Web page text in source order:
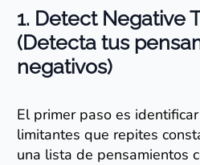
1. Detect Negative
(Detecta tus
negativos)
El primer paso es
limitantes que repites
una lista de pensamientos